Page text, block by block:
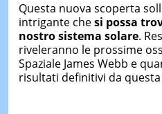
Questa nuova scoperta
intrigante chesi possa
nostro sistema solare.
riveleranno le prossime
Spaziale James Webb e
risultati definitivi da